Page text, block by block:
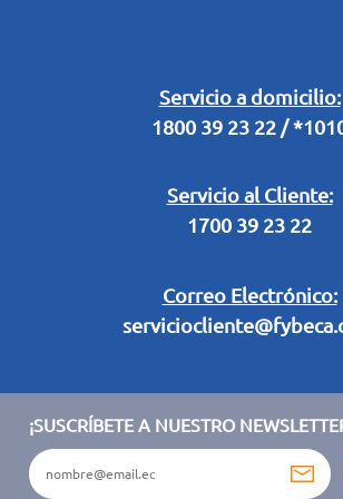
Servicio a domicilio:
1800 39 23 22 /
Servicio al Cliente:
1700 39 23 22
Correo Electrónico:
Legal Campaña Produbanco
Términos y condiciones sorteo partido de
¡SUSCRÍBETE A NUESTRO